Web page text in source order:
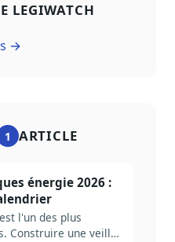
LEGIWATCH
→
1 ARTICLE
énergie 2026 :
l'un des plus
Construire une veille